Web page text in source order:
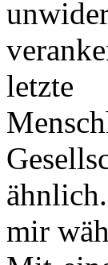
letzte
mir